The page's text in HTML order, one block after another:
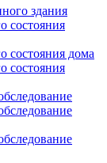
здания
состояния
состояния дома
состояния